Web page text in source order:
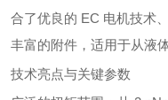
合了优良的 EC 电机技术
丰富的附件，适用于从液
技术亮点与关键参数